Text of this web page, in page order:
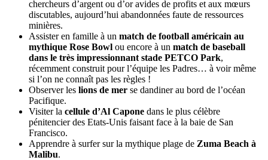
chercheurs d’argent ou d’or avides de profits et aux mœurs
discutables, aujourd’hui abandonnées faute de ressources
minières.
Assister en famille à un match de football américain au
mythique Rose Bowl ou encore à un match de baseball
dans le très impressionnant stade PETCO Park,
récemment construit pour l’équipe les Padres… à voir même
si l’on ne connaît pas les règles !
Observer les lions de mer se dandiner au bord de l’océan
Pacifique.
Visiter la cellule d’Al Capone dans le plus célèbre
pénitencier des Etats-Unis faisant face à la baie de San
Francisco.
Apprendre à surfer sur la mythique plage de Zuma Beach à
Malibu.